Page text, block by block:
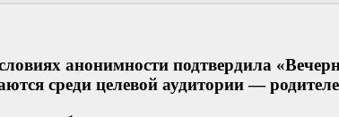
анонимности подтвердила
среди целевой аудитории —